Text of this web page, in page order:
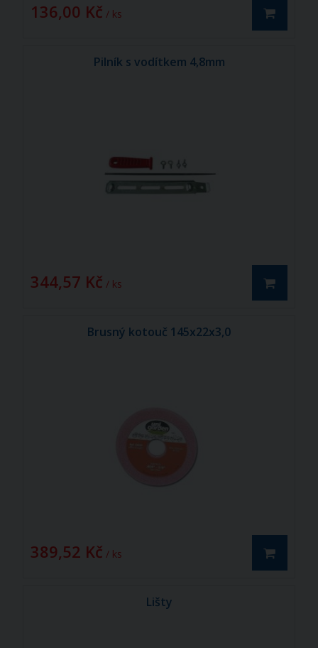
136,00 Kč / ks
Pilník s vodítkem 4,8mm
344,57 Kč / ks
Brusný kotouč 145x22x3,0
389,52 Kč / ks
Lišty